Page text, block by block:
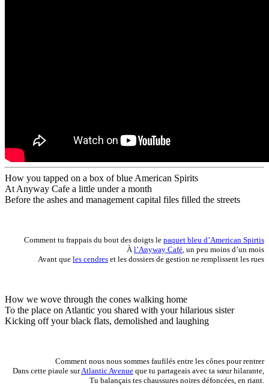
How you tapped on a box of blue American Spirits
At Anyway Cafe a little under a month
Before the ashes and management capital files filled the streets
Comment tu frappais du bout des doigts le paquet bleu d’American Spirtis
À l’Anyway Café , un peu moins d’un mois
Avant que les cendres et les dossiers de gestion ne remplissent les rues
How we wove through the cones walking home
To the place on Atlantic you shared with your hilarious sister
Kicking off your black flats, demolished and laughing
Comment nous nous sommes faufilés entre les cônes pour rentrer
Dans cette piaule surAtlantic Avenue que tu partageais avec ta sœur hilarante,
Tu balançais tes chaussures noires défoncées, en riant.